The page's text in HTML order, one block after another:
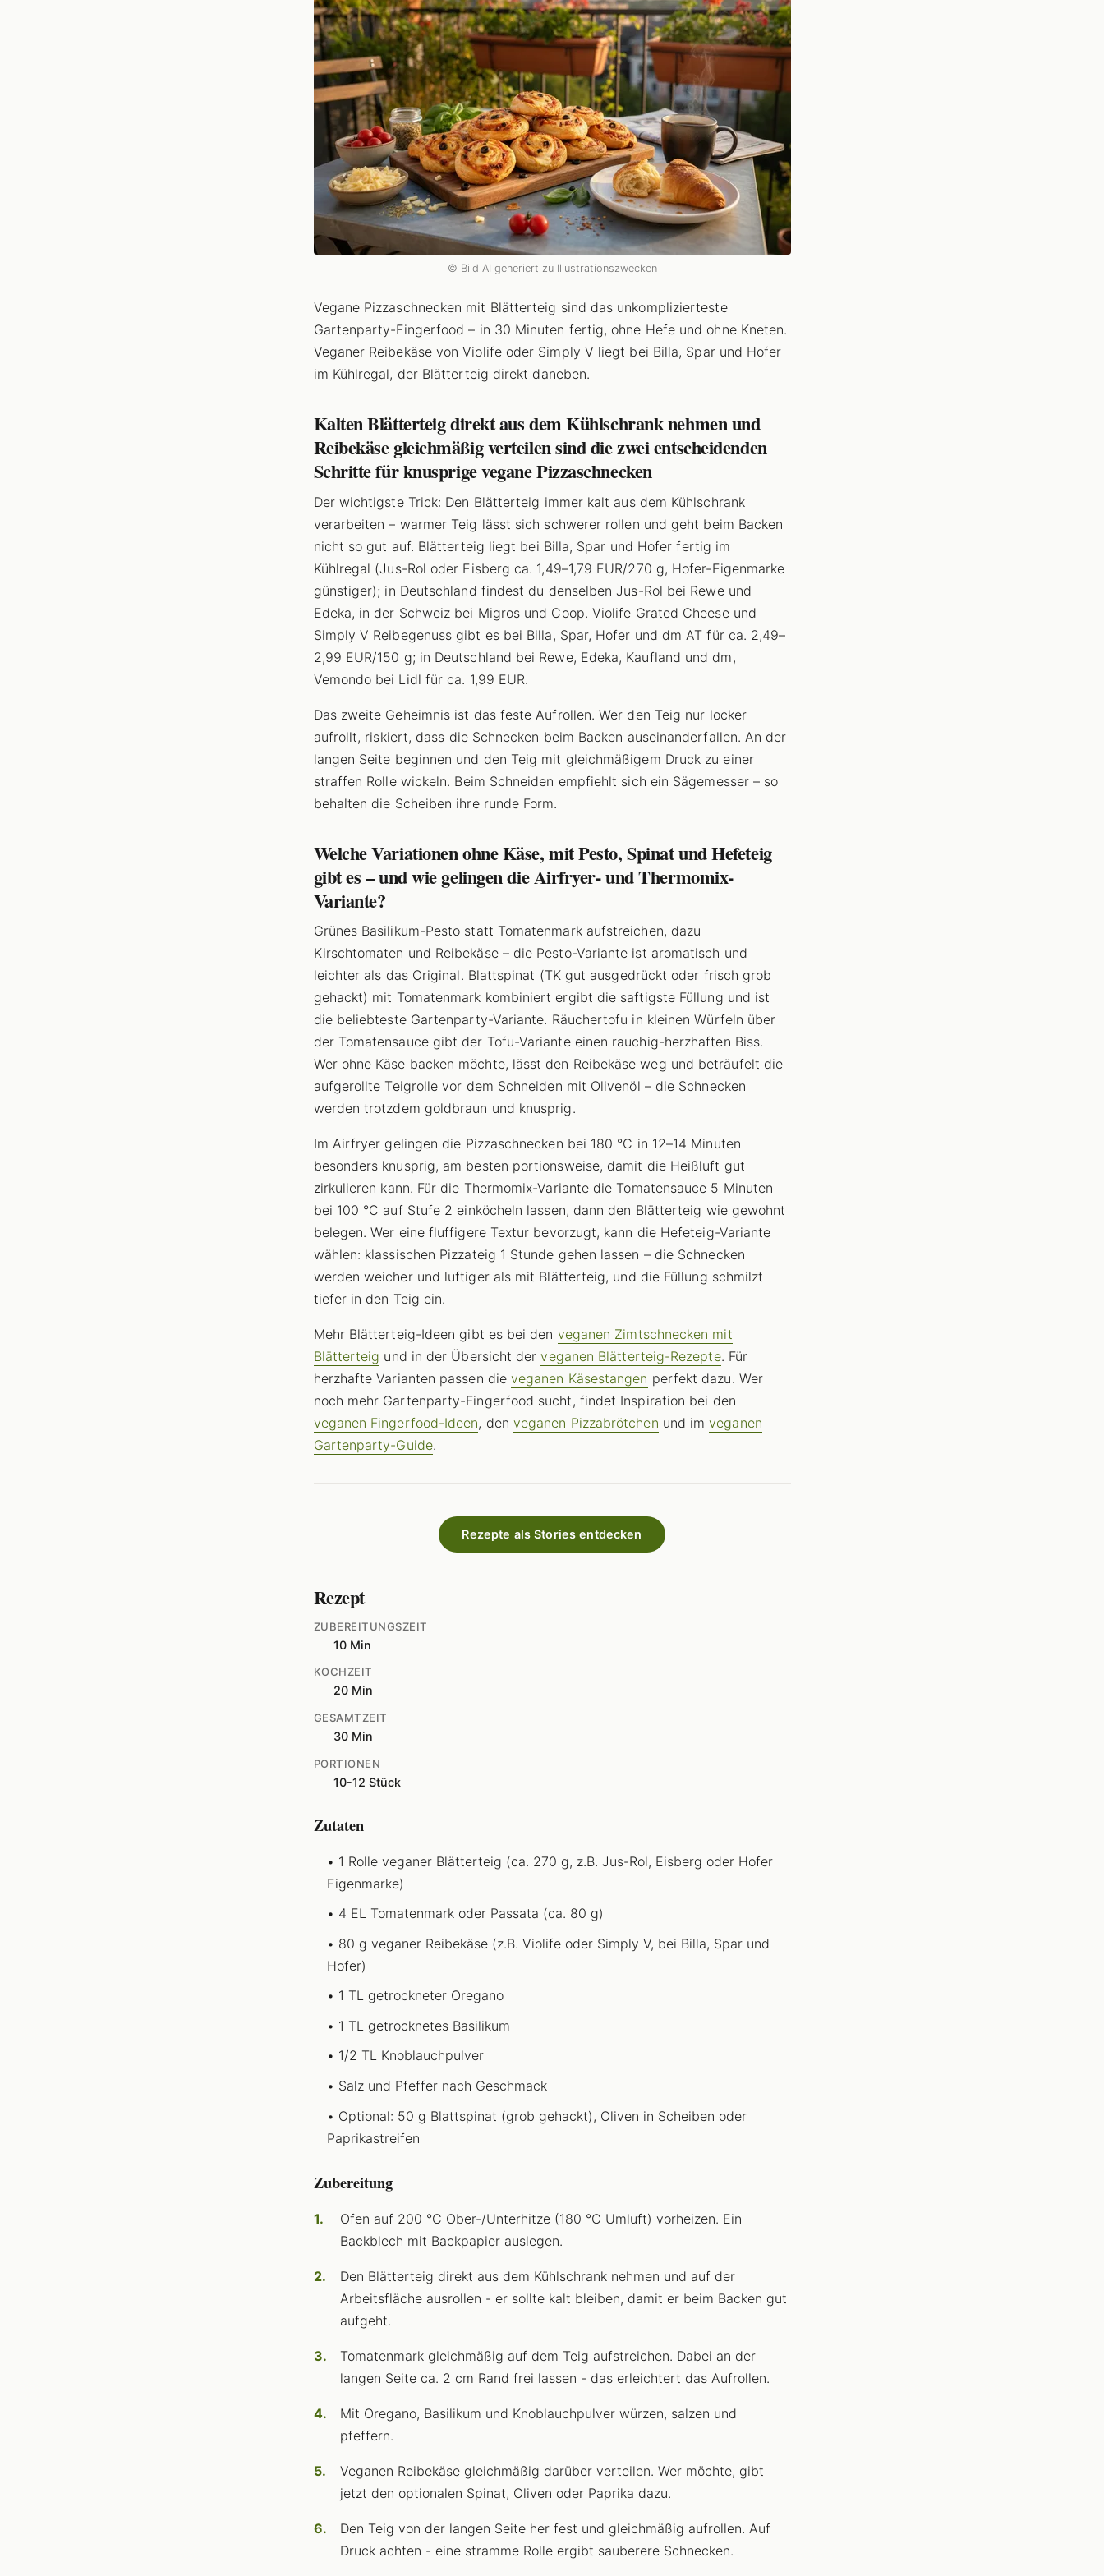
© Bild AI generiert zu Illustrationszwecken
Vegane Pizzaschnecken mit Blätterteig sind das unkomplizierteste
Gartenparty-Fingerfood – in 30 Minuten fertig, ohne Hefe und ohne Kneten.
Veganer Reibekäse von Violife oder Simply V liegt bei Billa, Spar und Hofer
im Kühlregal, der Blätterteig direkt daneben.
Kalten Blätterteig direkt aus dem Kühlschrank nehmen und
Reibekäse gleichmäßig verteilen sind die zwei entscheidenden
Schritte für knusprige vegane Pizzaschnecken
Der wichtigste Trick: Den Blätterteig immer kalt aus dem Kühlschrank
verarbeiten – warmer Teig lässt sich schwerer rollen und geht beim Backen
nicht so gut auf. Blätterteig liegt bei Billa, Spar und Hofer fertig im
Kühlregal (Jus-Rol oder Eisberg ca. 1,49–1,79 EUR/270 g, Hofer-Eigenmarke
günstiger); in Deutschland findest du denselben Jus-Rol bei Rewe und
Edeka, in der Schweiz bei Migros und Coop. Violife Grated Cheese und
Simply V Reibegenuss gibt es bei Billa, Spar, Hofer und dm AT für ca. 2,49–
2,99 EUR/150 g; in Deutschland bei Rewe, Edeka, Kaufland und dm,
Vemondo bei Lidl für ca. 1,99 EUR.
Das zweite Geheimnis ist das feste Aufrollen. Wer den Teig nur locker
aufrollt, riskiert, dass die Schnecken beim Backen auseinanderfallen. An der
langen Seite beginnen und den Teig mit gleichmäßigem Druck zu einer
straffen Rolle wickeln. Beim Schneiden empfiehlt sich ein Sägemesser – so
behalten die Scheiben ihre runde Form.
Welche Variationen ohne Käse, mit Pesto, Spinat und Hefeteig
gibt es – und wie gelingen die Airfryer- und Thermomix-
Variante?
Grünes Basilikum-Pesto statt Tomatenmark aufstreichen, dazu
Kirschtomaten und Reibekäse – die Pesto-Variante ist aromatisch und
leichter als das Original. Blattspinat (TK gut ausgedrückt oder frisch grob
gehackt) mit Tomatenmark kombiniert ergibt die saftigste Füllung und ist
die beliebteste Gartenparty-Variante. Räuchertofu in kleinen Würfeln über
der Tomatensauce gibt der Tofu-Variante einen rauchig-herzhaften Biss.
Wer ohne Käse backen möchte, lässt den Reibekäse weg und beträufelt die
aufgerollte Teigrolle vor dem Schneiden mit Olivenöl – die Schnecken
werden trotzdem goldbraun und knusprig.
Im Airfryer gelingen die Pizzaschnecken bei 180 °C in 12–14 Minuten
besonders knusprig, am besten portionsweise, damit die Heißluft gut
zirkulieren kann. Für die Thermomix-Variante die Tomatensauce 5 Minuten
bei 100 °C auf Stufe 2 einköcheln lassen, dann den Blätterteig wie gewohnt
belegen. Wer eine fluffigere Textur bevorzugt, kann die Hefeteig-Variante
wählen: klassischen Pizzateig 1 Stunde gehen lassen – die Schnecken
werden weicher und luftiger als mit Blätterteig, und die Füllung schmilzt
tiefer in den Teig ein.
Mehr Blätterteig-Ideen gibt es bei den veganen Zimtschnecken mit
Blätterteig und in der Übersicht derveganen Blätterteig-Rezepte. Für
herzhafte Varianten passen die veganen Käsestangen perfekt dazu. Wer
noch mehr Gartenparty-Fingerfood sucht, findet Inspiration bei den
veganen Fingerfood-Ideen, den veganen Pizzabrötchen und imveganen
Gartenparty-Guide.
Rezepte als Stories entdecken
Rezept
ZUBEREITUNGSZEIT
10 Min
KOCHZEIT
20 Min
GESAMTZEIT
30 Min
PORTIONEN
10-12 Stück
Zutaten
1 Rolle veganer Blätterteig (ca. 270 g, z.B. Jus-Rol, Eisberg oder Hofer
Eigenmarke)
4 EL Tomatenmark oder Passata (ca. 80 g)
80 g veganer Reibekäse (z.B. Violife oder Simply V, bei Billa, Spar und
Hofer)
1 TL getrockneter Oregano
1 TL getrocknetes Basilikum
1/2 TL Knoblauchpulver
Salz und Pfeffer nach Geschmack
Optional: 50 g Blattspinat (grob gehackt), Oliven in Scheiben oder
Paprikastreifen
Zubereitung
Ofen auf 200 °C Ober-/Unterhitze (180 °C Umluft) vorheizen. Ein
Backblech mit Backpapier auslegen.
Den Blätterteig direkt aus dem Kühlschrank nehmen und auf der
Arbeitsfläche ausrollen - er sollte kalt bleiben, damit er beim Backen gut
aufgeht.
Tomatenmark gleichmäßig auf dem Teig aufstreichen. Dabei an der
langen Seite ca. 2 cm Rand frei lassen - das erleichtert das Aufrollen.
Mit Oregano, Basilikum und Knoblauchpulver würzen, salzen und
pfeffern.
Veganen Reibekäse gleichmäßig darüber verteilen. Wer möchte, gibt
jetzt den optionalen Spinat, Oliven oder Paprika dazu.
Den Teig von der langen Seite her fest und gleichmäßig aufrollen. Auf
Druck achten - eine stramme Rolle ergibt sauberere Schnecken.